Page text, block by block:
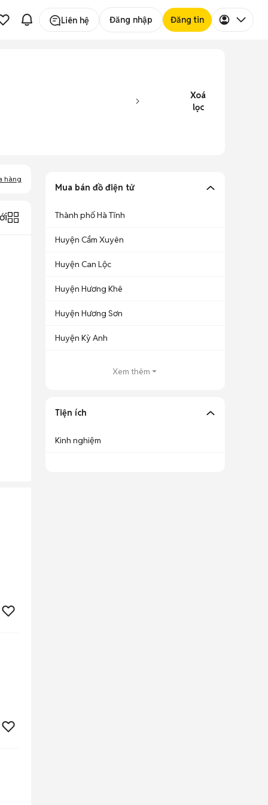
Liên hệ Đăng nhập Đăng tin
Xoá
lọc
hàng
Mua bán đồ điện tử
Thành phố Hà Tĩnh
Huyện Cẩm Xuyên
Huyện Can Lộc
Huyện Hương Khê
Huyện Hương Sơn
Huyện Kỳ Anh
Xem thêm
Tiện ích
Kinh nghiệm